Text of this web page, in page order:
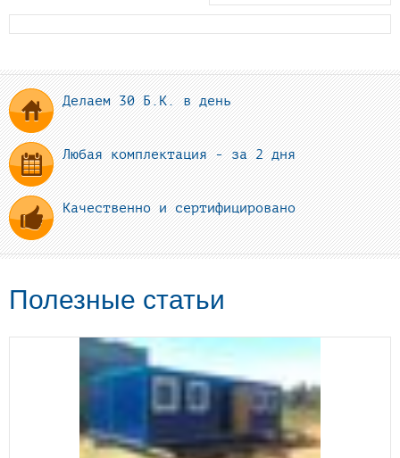
Делаем 30 Б.К. в день
Любая комплектация - за 2 дня
Качественно и сертифицировано
Полезные статьи